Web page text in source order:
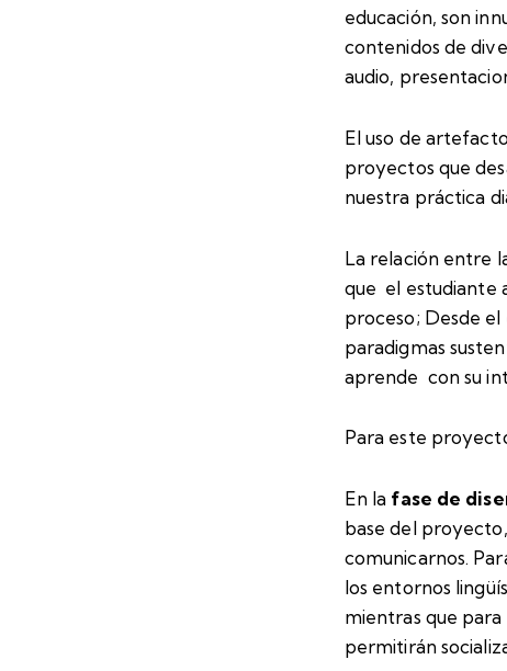
educación, son
contenidos de
audio,
El uso de
proyectos que
nuestra práctica
La relación entre
que el estudiante
proceso; Desde
paradigmas
aprende con su
Para este
En la fase de
base del
comunicarnos.
los entornos
mientras que para
permitirán